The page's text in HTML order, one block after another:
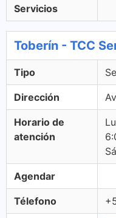
Servicios
Toberín - TCC
Tipo
Dirección
Horario de
atención
Agendar
Télefono